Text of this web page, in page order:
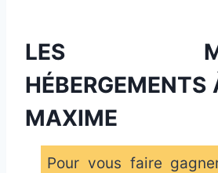
LES
MAXIME
Pour vous faire